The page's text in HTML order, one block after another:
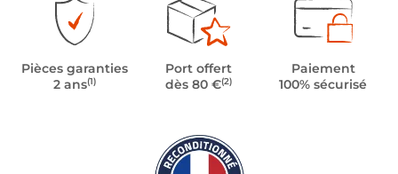
Pièces garanties
2 ans(1)
Port offert
dès 80 €(2)
Paiement
100% sécurisé